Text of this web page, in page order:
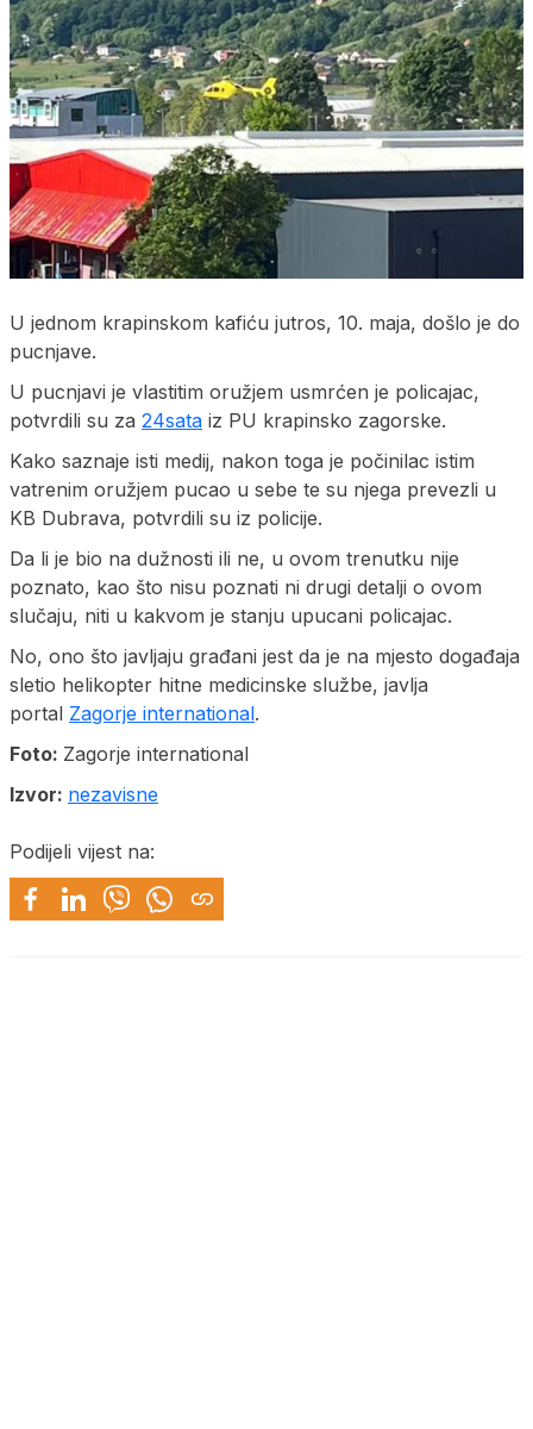
U jednom krapinskom kafiću jutros, 10. maja, došlo je do
pucnjave.
U pucnjavi je vlastitim oružjem usmrćen je policajac,
potvrdili su za 24sata iz PU krapinsko zagorske.
Kako saznaje isti medij, nakon toga je počinilac istim
vatrenim oružjem pucao u sebe te su njega prevezli u
KB Dubrava, potvrdili su iz policije.
Da li je bio na dužnosti ili ne, u ovom trenutku nije
poznato, kao što nisu poznati ni drugi detalji o ovom
slučaju, niti u kakvom je stanju upucani policajac.
No, ono što javljaju građani jest da je na mjesto događaja
sletio helikopter hitne medicinske službe, javlja
portal Zagorje international.
Foto: Zagorje international
Izvor: nezavisne
Podijeli vijest na: